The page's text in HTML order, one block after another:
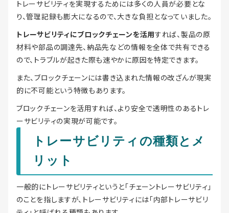
トレーサビリティを実現するためには多くの人員が必要とな
り、管理記録も膨大になるので、大きな負担となっていました。
トレーサビリティにブロックチェーンを活用すれば、製品の原
材料や部品の調達先、納品先などの情報を全体で共有できる
ので、トラブルが起きた際も速やかに原因を特定できます。
また、ブロックチェーンには書き込まれた情報の改ざんが現実
的に不可能という特徴もあります。
ブロックチェーンを活用すれば、より安全で透明性のあるトレ
ーサビリティの実現が可能です。
トレーサビリティの種類とメ
リット
一般的にトレーサビリティというと「チェーントレーサビリティ」
のことを指しますが、トレーサビリティには「内部トレーサビリ